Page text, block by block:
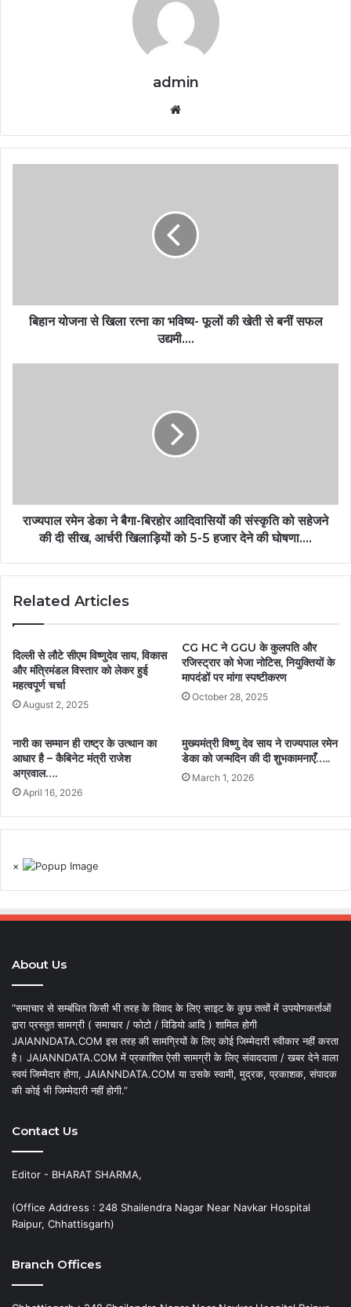
admin
बिहान योजना से खिला रत्ना का भविष्य- फूलों की खेती से बनीं सफल
उद्यमी….
राज्यपाल रमेन डेका ने बैगा-बिरहोर आदिवासियों की संस्कृति को सहेजने
की दी सीख, आर्चरी खिलाड़ियों को 5-5 हजार देने की घोषणा….
Related Articles
दिल्ली से लौटे सीएम विष्णुदेव साय, विकास
और मंत्रिमंडल विस्तार को लेकर हुई
महत्वपूर्ण चर्चा
August 2, 2025
CG HC ने GGU के कुलपति और
रजिस्ट्रार को भेजा नोटिस, नियुक्तियों के
मापदंडों पर मांगा स्पष्टीकरण
October 28, 2025
नारी का सम्मान ही राष्ट्र के उत्थान का
आधार है – कैबिनेट मंत्री राजेश
अग्रवाल….
April 16, 2026
मुख्यमंत्री विष्णु देव साय ने राज्यपाल रमेन
डेका को जन्मदिन की दी शुभकामनाएँ…..
March 1, 2026
×
About Us
“समाचार से सम्बंधित किसी भी तरह के विवाद के लिए साइट के कुछ तत्वों में उपयोगकर्ताओं
द्वारा प्रस्तुत सामग्री ( समाचार / फोटो / विडियो आदि ) शामिल होगी
JAIANNDATA.COM इस तरह की सामग्रियों के लिए कोई जिम्मेदारी स्वीकार नहीं करता
है। JAIANNDATA.COM में प्रकाशित ऐसी सामग्री के लिए संवाददाता / खबर देने वाला
स्वयं जिम्मेदार होगा, JAIANNDATA.COM या उसके स्वामी, मुद्रक, प्रकाशक, संपादक
की कोई भी जिम्मेदारी नहीं होगी.”
Contact Us
Editor - BHARAT SHARMA,
(Office Address : 248 Shailendra Nagar Near Navkar Hospital
Raipur, Chhattisgarh)
Branch Offices